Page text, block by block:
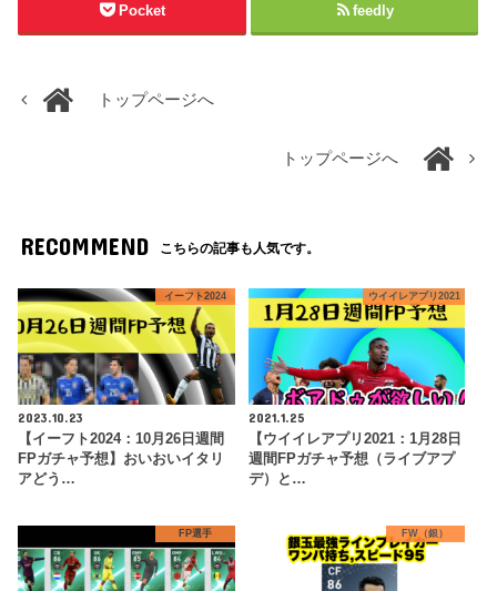
Pocket feedly
トップページへ
トップページへ
RECOMMEND こちらの記事も人気です。
イーフト2024
2023.10.23
【イーフト2024：10月26日週間
FPガチャ予想】おいおいイタリ
アどう…
ウイイレアプリ2021
2021.1.25
【ウイイレアプリ2021：1月28日
週間FPガチャ予想（ライブアプ
デ）と…
FP選手 FW（銀）